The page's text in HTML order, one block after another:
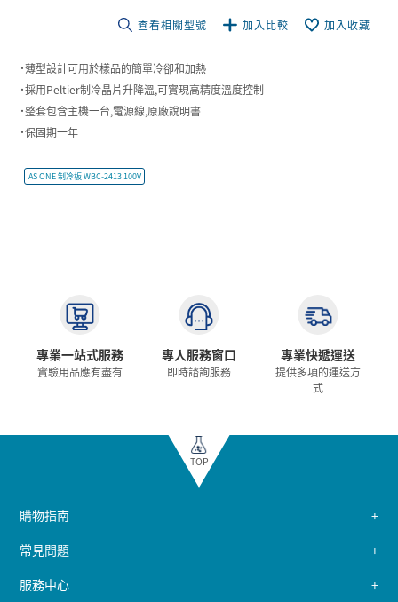
查看相關型號 加入比較 加入收藏
˙薄型設計可用於樣品的簡單冷卻和加熱
˙採用Peltier制冷晶片升降溫,可實現高精度溫度控制
˙整套包含主機一台,電源線,原廠說明書
˙保固期一年
AS ONE 制冷板 WBC-2413 100V
專業一站式服務
實驗用品應有盡有
專人服務窗口
即時諮詢服務
專業快遞運送
提供多項的運送方
式
TOP
購物指南
常見問題
服務中心